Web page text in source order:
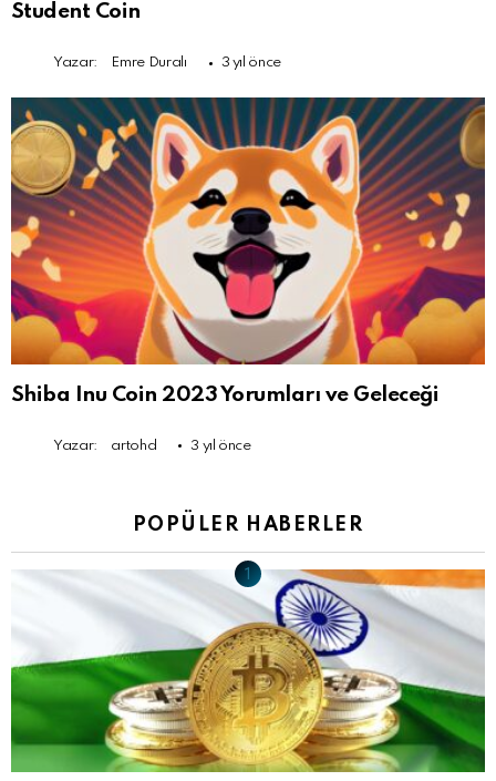
Student Coin
Yazar: Emre Duralı 3 yıl önce
Shiba Inu Coin 2023 Yorumları ve Geleceği
Yazar: artohd 3 yıl önce
POPÜLER HABERLER